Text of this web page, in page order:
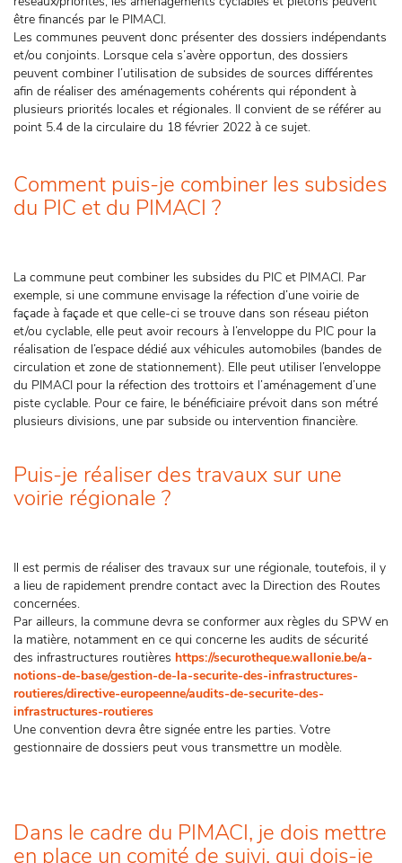
être financés par le PIMACI.
Les communes peuvent donc présenter des dossiers indépendants
et/ou conjoints. Lorsque cela s’avère opportun, des dossiers
peuvent combiner l’utilisation de subsides de sources différentes
afin de réaliser des aménagements cohérents qui répondent à
plusieurs priorités locales et régionales. Il convient de se référer au
point 5.4 de la circulaire du 18 février 2022 à ce sujet.
Comment puis-je combiner les subsides
du PIC et du PIMACI ?
La commune peut combiner les subsides du PIC et PIMACI. Par
exemple, si une commune envisage la réfection d’une voirie de
façade à façade et que celle-ci se trouve dans son réseau piéton
et/ou cyclable, elle peut avoir recours à l’enveloppe du PIC pour la
réalisation de l’espace dédié aux véhicules automobiles (bandes de
circulation et zone de stationnement). Elle peut utiliser l’enveloppe
du PIMACI pour la réfection des trottoirs et l’aménagement d’une
piste cyclable. Pour ce faire, le bénéficiaire prévoit dans son métré
plusieurs divisions, une par subside ou intervention financière.
Puis-je réaliser des travaux sur une
voirie régionale ?
Il est permis de réaliser des travaux sur une régionale, toutefois, il y
a lieu de rapidement prendre contact avec la Direction des Routes
concernées.
Par ailleurs, la commune devra se conformer aux règles du SPW en
la matière, notamment en ce qui concerne les audits de sécurité
des infrastructures routières https://securotheque.wallonie.be/a-
notions-de-base/gestion-de-la-securite-des-infrastructures-
routieres/directive-europeenne/audits-de-securite-des-
infrastructures-routieres
Une convention devra être signée entre les parties. Votre
gestionnaire de dossiers peut vous transmettre un modèle.
Dans le cadre du PIMACI, je dois mettre
en place un comité de suivi, qui dois-je